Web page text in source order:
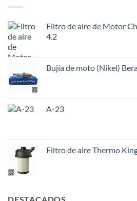
Filtro de aire de Motor
4.2
Bujía de moto (Nikel)
A-23
Filtro de aire Thermo
DESTACADOS